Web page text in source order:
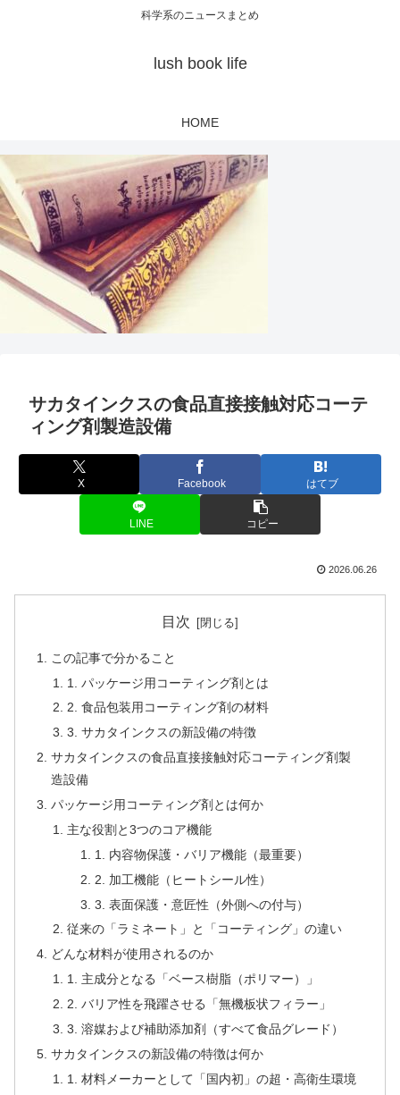
科学系のニュースまとめ
lush book life
HOME
サカタインクスの食品直接接触対応コーテ
ィング剤製造設備
X Facebook はてブ
LINE コピー
2026.06.26
目次
この記事で分かること
1. パッケージ用コーティング剤とは
2. 食品包装用コーティング剤の材料
3. サカタインクスの新設備の特徴
サカタインクスの食品直接接触対応コーティング剤製
造設備
パッケージ用コーティング剤とは何か
主な役割と3つのコア機能
1. 内容物保護・バリア機能（最重要）
2. 加工機能（ヒートシール性）
3. 表面保護・意匠性（外側への付与）
従来の「ラミネート」と「コーティング」の違い
どんな材料が使用されるのか
1. 主成分となる「ベース樹脂（ポリマー）」
2. バリア性を飛躍させる「無機板状フィラー」
3. 溶媒および補助添加剤（すべて食品グレード）
サカタインクスの新設備の特徴は何か
1. 材料メーカーとして「国内初」の超・高衛生環境